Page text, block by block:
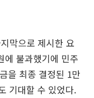
막으로 제시한 요
에 불과했기에 민주
을 최종 결정된 1만
기대할 수 있었다.